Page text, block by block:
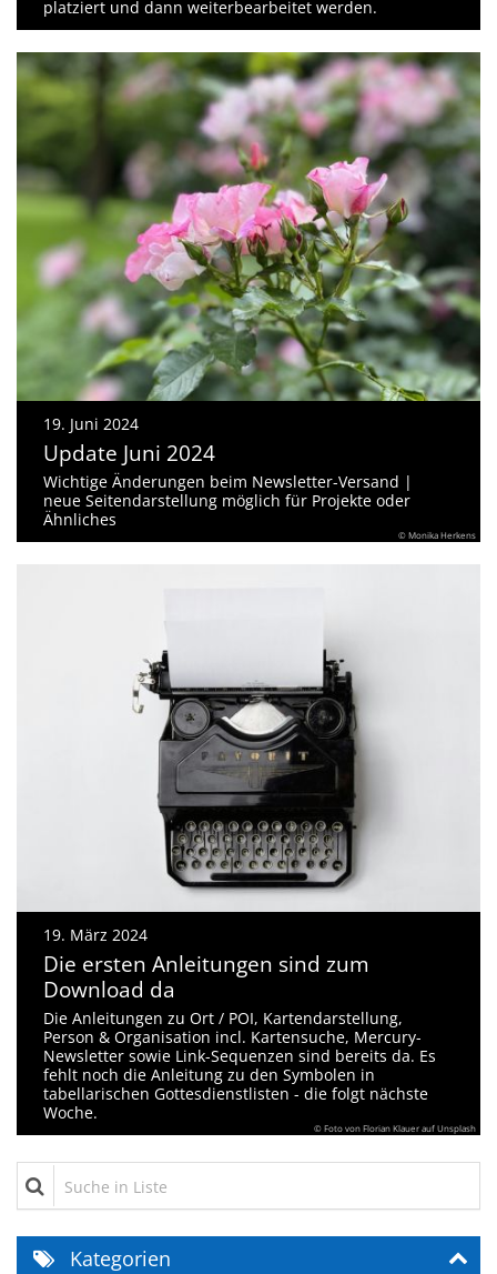
platziert und dann weiterbearbeitet werden.
19. Juni 2024
Update Juni 2024
Wichtige Änderungen beim Newsletter-Versand |
neue Seitendarstellung möglich für Projekte oder
Ähnliches
© Monika Herkens
19. März 2024
Die ersten Anleitungen sind zum
Download da
Die Anleitungen zu Ort / POI, Kartendarstellung,
Person & Organisation incl. Kartensuche, Mercury-
Newsletter sowie Link-Sequenzen sind bereits da. Es
fehlt noch die Anleitung zu den Symbolen in
tabellarischen Gottesdienstlisten - die folgt nächste
Woche.
© Foto von Florian Klauer auf Unsplash
Suche in Liste
Kategorien